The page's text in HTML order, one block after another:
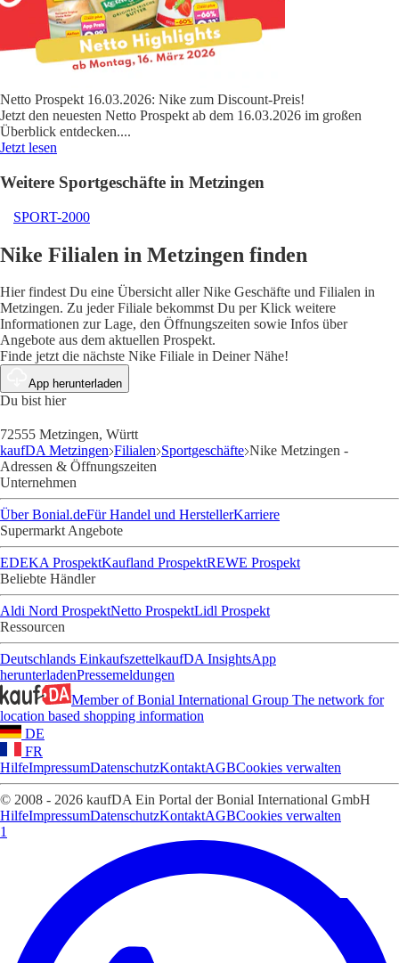
Netto Prospekt 16.03.2026: Nike zum Discount-Preis!
Jetzt den neuesten Netto Prospekt ab dem 16.03.2026 im großen
Überblick entdecken....
Jetzt lesen
Weitere Sportgeschäfte in Metzingen
SPORT-2000
Nike Filialen in Metzingen finden
Hier findest Du eine Übersicht aller Nike Geschäfte und Filialen in
Metzingen. Zu jeder Filiale bekommst Du per Klick weitere
Informationen zur Lage, den Öffnungszeiten sowie Infos über
Angebote aus dem aktuellen Prospekt.
Finde jetzt die nächste Nike Filiale in Deiner Nähe!
App herunterladen
Du bist hier
72555 Metzingen, Württ
kaufDA Metzingen Filialen Sportgeschäfte Nike Metzingen -
Adressen & Öffnungszeiten
Unternehmen
Über Bonial.deFür Handel und HerstellerKarriere
Supermarkt Angebote
EDEKA ProspektKaufland ProspektREWE Prospekt
Beliebte Händler
Aldi Nord ProspektNetto ProspektLidl Prospekt
Ressourcen
Deutschlands EinkaufszettelkaufDA InsightsApp
herunterladenPressemeldungen
Member of Bonial International Group The network for
location based shopping information
DE
FR
HilfeImpressumDatenschutzKontaktAGBCookies verwalten
© 2008 - 2026 kaufDA Ein Portal der Bonial International GmbH
HilfeImpressumDatenschutzKontaktAGBCookies verwalten
1